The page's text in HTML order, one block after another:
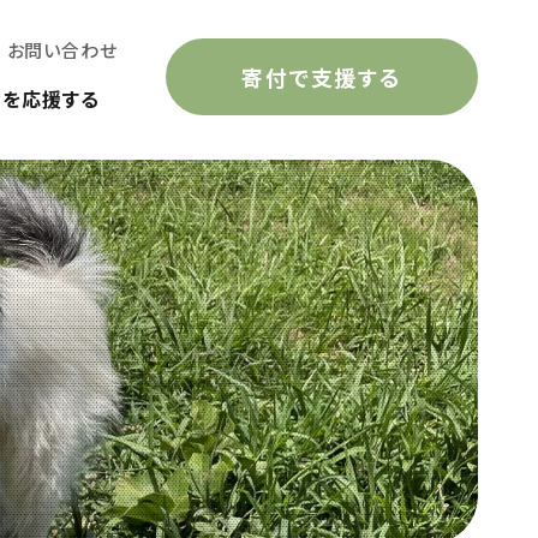
お問い合わせ
応援する
寄付で支援する